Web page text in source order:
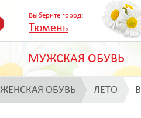
Выберите город:
Тюмень
МУЖСКАЯ ОБУВЬ
ЖЕНСКАЯ ОБУВЬ ЛЕТО